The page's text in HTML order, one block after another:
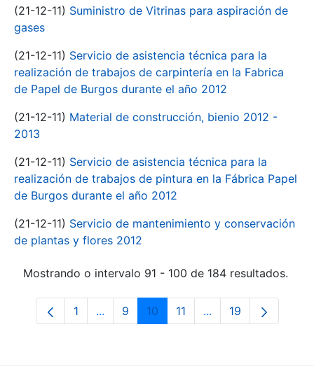
(21-12-11) Suministro de Vitrinas para aspiración de
gases
(21-12-11) Servicio de asistencia técnica para la
realización de trabajos de carpintería en la Fabrica
de Papel de Burgos durante el año 2012
(21-12-11) Material de construcción, bienio 2012 -
2013
(21-12-11) Servicio de asistencia técnica para la
realización de trabajos de pintura en la Fábrica Papel
de Burgos durante el año 2012
(21-12-11) Servicio de mantenimiento y conservación
de plantas y flores 2012
Mostrando o intervalo 91 - 100 de 184 resultados.
Páxina
1 ...Páxinas intermedias Use pestaña para
Páxina
9 Páxina
10 Páxina
11 ...PáxinasPáxina
19